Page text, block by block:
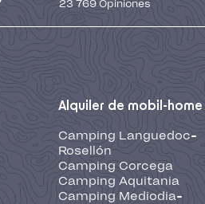
23 769 Opiniones
Alquiler de mobil-home
Camping Languedoc-
Rosellón
Camping Corcega
Camping Aquitania
Camping Mediodia-